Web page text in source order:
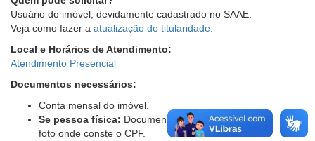
Usuário do imóvel, devidamente cadastrado no SAAE.
Veja como fazer a atualização de titularidade.
Local e Horários de Atendimento:
Atendimento Presencial
Documentos necessários:
Conta mensal do imóvel.
Se pessoa física: Documento de identidade com
foto onde conste o CPF.